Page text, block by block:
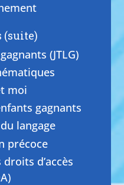
(suite)
(JTLG)
moi
gagnants
langage
précoce
d’accès